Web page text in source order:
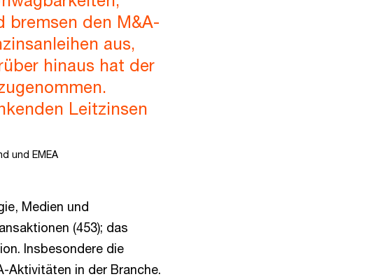
bremsen den M&A-
aus,
hinaus hat der
Leitzinsen
und EMEA
Medien und
(453); das
Insbesondere die
in der Branche.